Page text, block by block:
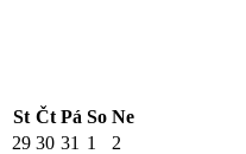
St Čt Pá So Ne
29 30 31 1
2